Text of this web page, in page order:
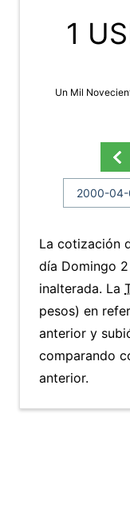
1
Un Mil
La cotización
día Domingo
inalterada. La
pesos) en
anterior y
comparando
anterior.